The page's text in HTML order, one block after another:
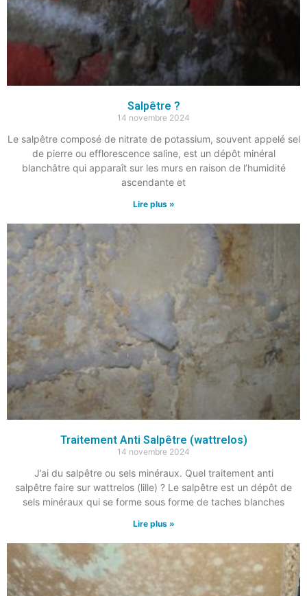
Salpêtre ?
14 novembre 2024
Le salpêtre composé de nitrate de potassium, souvent appelé sel
de pierre ou efflorescence saline, est un dépôt minéral
blanchâtre qui apparaît sur les murs en raison de l’humidité
ascendante et
Lire plus »
Traitement Anti Salpêtre (wattrelos)
14 novembre 2024
J’ai du salpêtre ou sels minéraux. Quel traitement anti
salpêtre faire sur wattrelos (lille) ? Le salpêtre est un dépôt de
sels minéraux qui se forme sous forme de taches blanches
Lire plus »